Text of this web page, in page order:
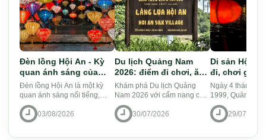
Đèn lồng Hội An - Kỳ
quan ánh sáng của
miền Nam Á
Đèn lồng Hội An là một kỳ
quan ánh sáng nổi tiếng,
nằm ở thành phố cổ Hội An.
Đèn lồng đã trở thành biểu
tượng văn hóa độc đáo ...
03/08/2026
Du lịch Quảng Nam
2026: điểm đi chơi, ăn
gì, lịch trình gợi ý
Khám phá Du lịch Quảng
Nam 2026 với cẩm nang chi
tiết từ A-Z: phố cổ Hội An,
thánh địa Mỹ Sơn, Cù Lao
Chàm, biển An Bàng... Kin...
30/07/2026
Di sản Hội
đi, chơi gì và
nghiệm
Ngày 4 tháng 12
1999, Quảng
có thêm một Di
Thế giới khi phố
An được
29/07/2026